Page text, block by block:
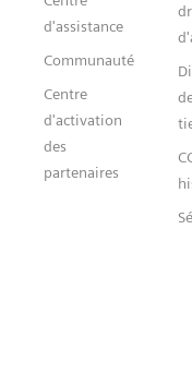
d'assistance
Communauté
Centre
d'activation
des
partenaires